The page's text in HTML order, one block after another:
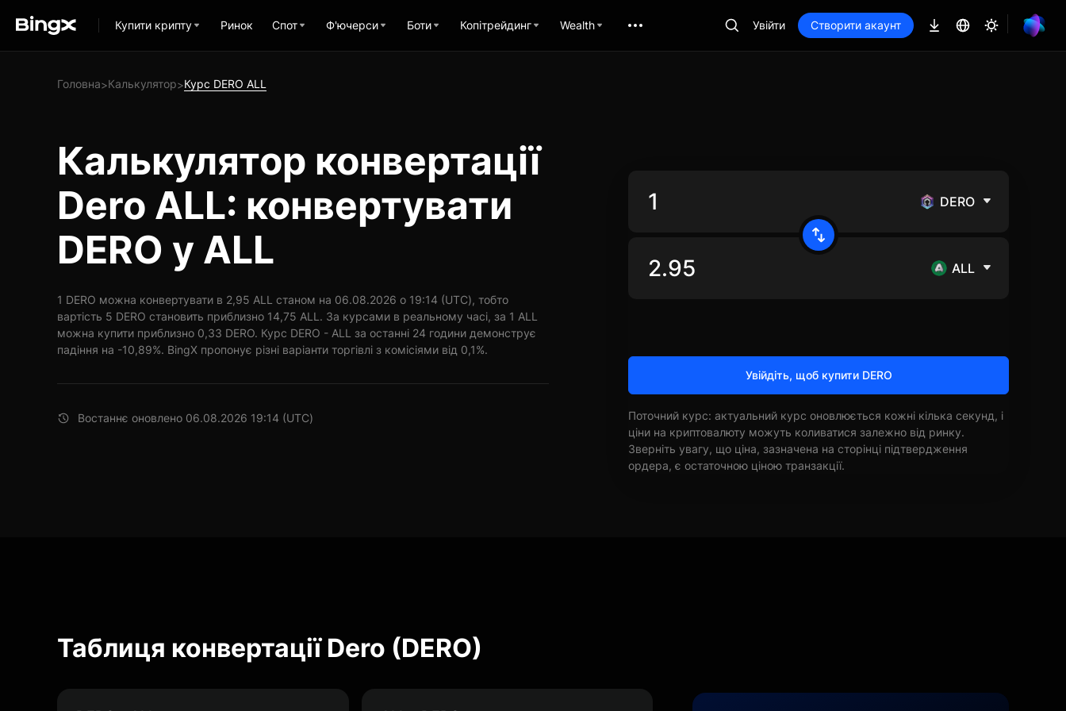
Купити крипту Ринок Спот Ф'ючерси Боти Копітрейдинг Wealth Увійти Створити акаунт
Головна>Калькулятор>Курс DERO ALL
Калькулятор конвертації
Dero ALL: конвертувати
DERO у ALL
1 DERO можна конвертувати в 2,95 ALL станом на 06.08.2026 о 19:14 (UTC), тобто
вартість 5 DERO становить приблизно 14,75 ALL. За курсами в реальному часі, за 1 ALL
можна купити приблизно 0,33 DERO. Курс DERO - ALL за останні 24 години демонструє
падіння на -10,89%. BingX пропонує різні варіанти торгівлі з комісіями від 0,1%.
Востаннє оновлено 06.08.2026 19:14 (UTC)
DERO
ALL
Увійдіть, щоб купити DERO
Поточний курс: актуальний курс оновлюється кожні кілька секунд, і
ціни на криптовалюту можуть коливатися залежно від ринку.
Зверніть увагу, що ціна, зазначена на сторінці підтвердження
ордера, є остаточною ціною транзакції.
Таблиця конвертації Dero (DERO)